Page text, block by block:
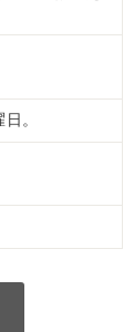
。